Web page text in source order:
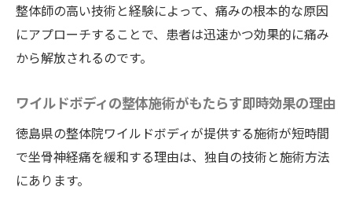
整体師の高い技術と経験によって、痛みの根本的な原因
にアプローチすることで、患者は迅速かつ効果的に痛み
から解放されるのです。
ワイルドボディの整体施術がもたらす即時効果の理由
徳島県の整体院ワイルドボディが提供する施術が短時間
で坐骨神経痛を緩和する理由は、独自の技術と施術方法
にあります。